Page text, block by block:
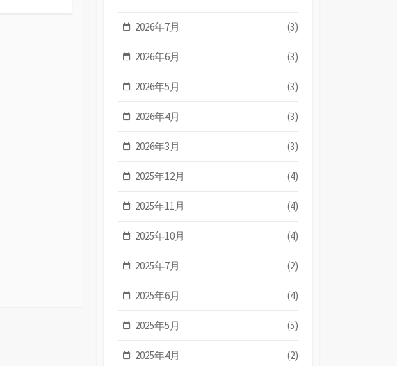
2026年7月 (3)
2026年6月 (3)
2026年5月 (3)
2026年4月 (3)
2026年3月 (3)
2025年12月 (4)
2025年11月 (4)
2025年10月 (4)
2025年7月 (2)
2025年6月 (4)
2025年5月 (5)
2025年4月 (2)